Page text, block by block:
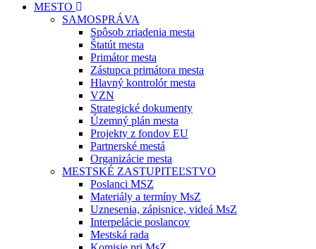
MESTO
SAMOSPRÁVA
Spôsob zriadenia mesta
Štatút mesta
Primátor mesta
Zástupca primátora mesta
Hlavný kontrolór mesta
VZN
Strategické dokumenty
Územný plán mesta
Projekty z fondov EU
Partnerské mestá
Organizácie mesta
MESTSKÉ ZASTUPITEĽSTVO
Poslanci MSZ
Materiály a termíny MsZ
Uznesenia, zápisnice, videá MsZ
Interpelácie poslancov
Mestská rada